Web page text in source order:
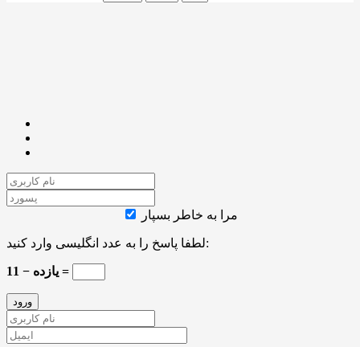
مرا به خاطر بسپار
لطفا پاسخ را به عدد انگلیسی وارد کنید:
یازده − 11 =